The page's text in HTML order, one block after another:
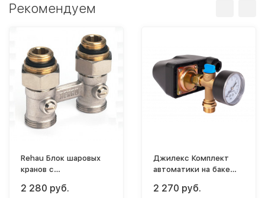
Рекомендуем
Rehau Блок шаровых
кранов с
нипелями G 1/2xG 3/4,
2 280 руб.
Джилекс Комплект
автоматики на баке
2 270 руб.